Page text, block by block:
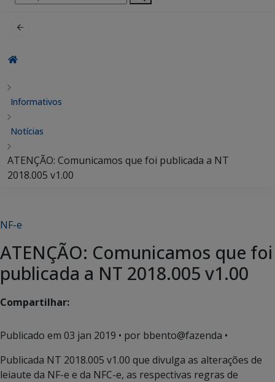
por:
Informativos
Notícias
ATENÇÃO: Comunicamos que foi publicada a NT
2018.005 v1.00
NF-e
ATENÇÃO: Comunicamos que foi
publicada a NT 2018.005 v1.00
Compartilhar:
Publicado em 03 jan 2019 • por bbento@fazenda •
Publicada NT 2018.005 v1.00 que divulga as alterações de
leiaute da NF-e e da NFC-e, as respectivas regras de